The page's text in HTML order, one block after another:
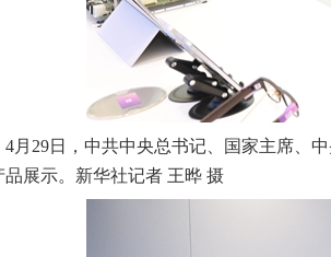
4月29日，中共中央总书记、国家主席、
品展示。新华社记者 王晔 摄